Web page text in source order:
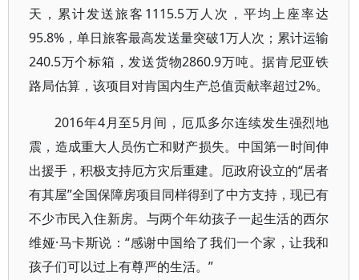
天，累计发送旅客1115.5万人次，平均上座率达
95.8%，单日旅客最高发送量突破1万人次；累计运输
240.5万个标箱，发送货物2860.9万吨。据肯尼亚铁
路局估算，该项目对肯国内生产总值贡献率超过2%。
2016年4月至5月间，厄瓜多尔连续发生强烈地
震，造成重大人员伤亡和财产损失。中国第一时间伸
出援手，积极支持厄方灾后重建。厄政府设立的“居者
有其屋”全国保障房项目同样得到了中方支持，现已有
不少市民入住新房。与两个年幼孩子一起生活的西尔
维娅·马卡斯说：“感谢中国给了我们一个家，让我和
孩子们可以过上有尊严的生活。”